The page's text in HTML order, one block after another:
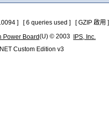
] [ 6 queries used ] [ GZIP 啟用 ]
Power Board(U) © 2003
IPS, Inc.
Custom Edition v3